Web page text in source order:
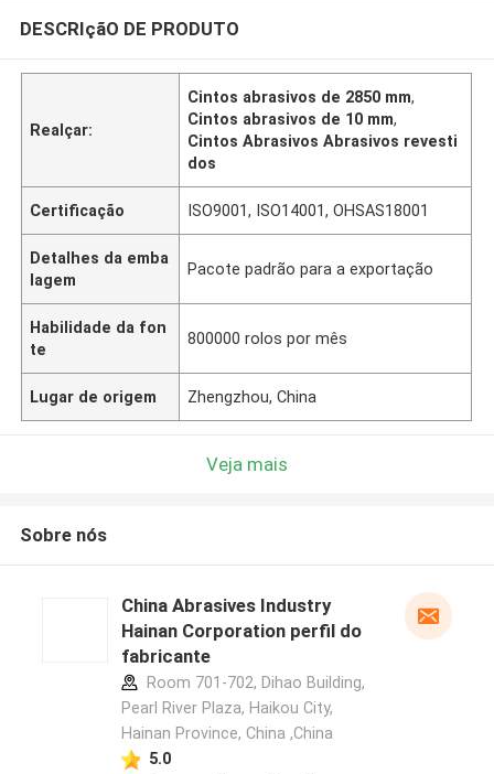
DESCRIçãO DE PRODUTO
Realçar:
Cintos abrasivos de 2850 mm,
Cintos abrasivos de 10 mm,
Cintos Abrasivos Abrasivos revesti
dos
Certificação ISO9001, ISO14001, OHSAS18001
Detalhes da emba
lagem
Pacote padrão para a exportação
Habilidade da fon
te
800000 rolos por mês
Lugar de origem Zhengzhou, China
Veja mais
Sobre nós
China Abrasives Industry
Hainan Corporation perfil do
fabricante
Room 701-702, Dihao Building,
Pearl River Plaza, Haikou City,
Hainan Province, China ,China
5.0